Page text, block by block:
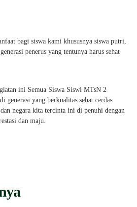
bagi siswa kami khususnya siswa putri,
penerus yang tentunya harus sehat
ini Semua Siswa Siswi MTsN 2
generasi yang berkualitas sehat cerdas
negara kita tercinta ini di penuhi dengan
dan maju.